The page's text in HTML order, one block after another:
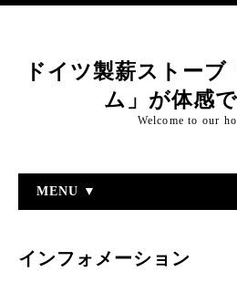
ドイツ製薪ストー
ム」が体感
Welcome to our
MENU ▼
インフォメーション